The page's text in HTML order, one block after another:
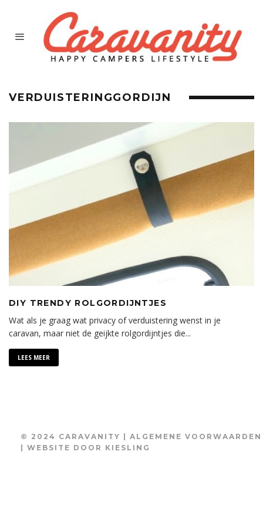
VERDUISTERINGGORDIJN
DIY TRENDY ROLGORDIJNTJES
Wat als je graag wat privacy of verduistering wenst in je
caravan, maar niet de geijkte rolgordijntjes die...
LEES MEER
© 2024 CARAVANITY | ALGEMENE VOORWAARDEN
| WEBSITE DOOR KIESLING